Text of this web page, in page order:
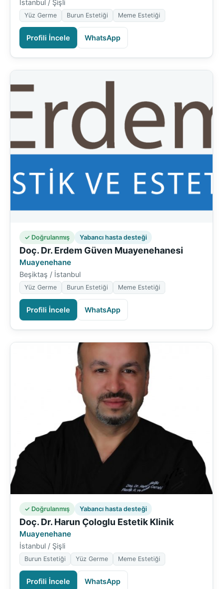
İstanbul / Şişli
Yüz Germe Burun Estetiği Meme Estetiği
Profili İncele WhatsApp
✓ Doğrulanmış Yabancı hasta desteği
Doç. Dr. Erdem Güven Muayenehanesi
Muayenehane
Beşiktaş / İstanbul
Yüz Germe Burun Estetiği Meme Estetiği
Profili İncele WhatsApp
✓ Doğrulanmış Yabancı hasta desteği
Doç. Dr. Harun Çologlu Estetik Klinik
Muayenehane
İstanbul / Şişli
Burun Estetiği Yüz Germe Meme Estetiği
Profili İncele WhatsApp